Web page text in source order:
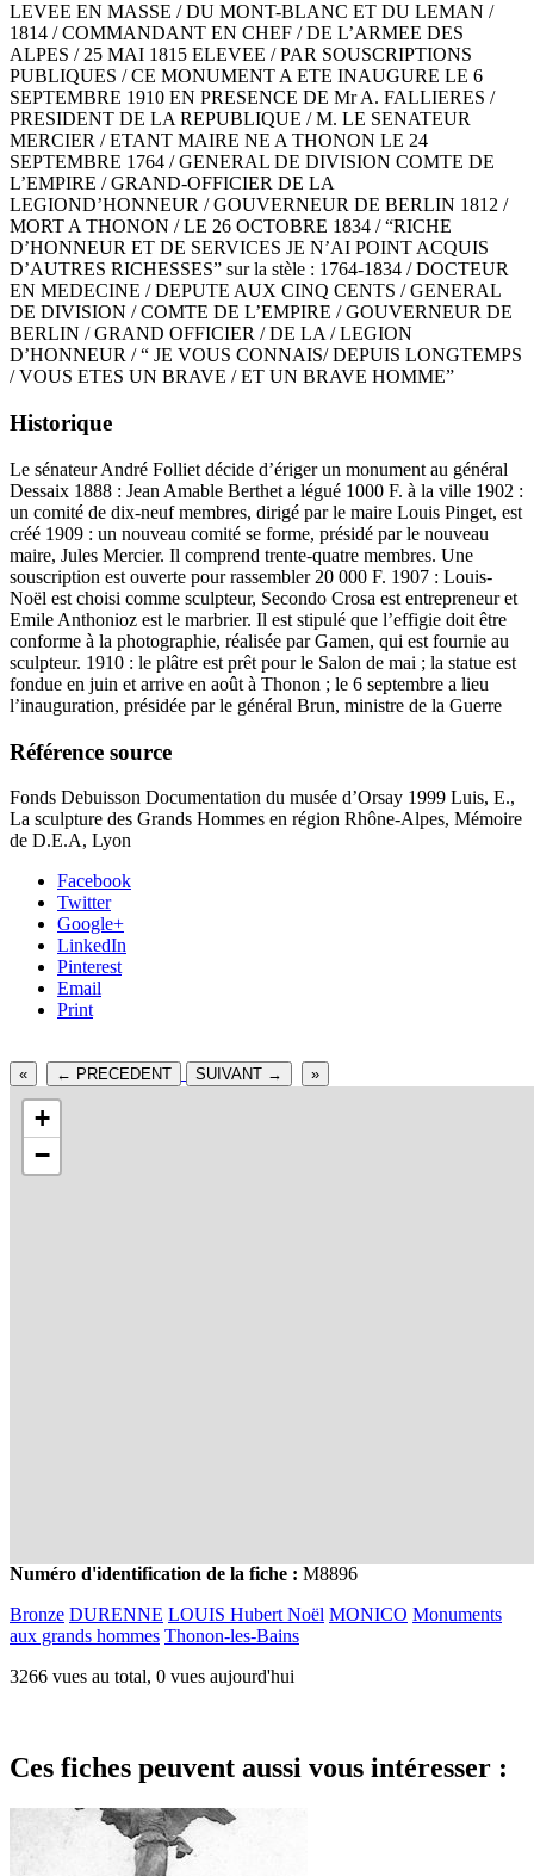
LEVEE EN MASSE / DU MONT-BLANC ET DU LEMAN /
1814 / COMMANDANT EN CHEF / DE L’ARMEE DES
ALPES / 25 MAI 1815 ELEVEE / PAR SOUSCRIPTIONS
PUBLIQUES / CE MONUMENT A ETE INAUGURE LE 6
SEPTEMBRE 1910 EN PRESENCE DE Mr A. FALLIERES /
PRESIDENT DE LA REPUBLIQUE / M. LE SENATEUR
MERCIER / ETANT MAIRE NE A THONON LE 24
SEPTEMBRE 1764 / GENERAL DE DIVISION COMTE DE
L’EMPIRE / GRAND-OFFICIER DE LA
LEGIOND’HONNEUR / GOUVERNEUR DE BERLIN 1812 /
MORT A THONON / LE 26 OCTOBRE 1834 / “RICHE
D’HONNEUR ET DE SERVICES JE N’AI POINT ACQUIS
D’AUTRES RICHESSES” sur la stèle : 1764-1834 / DOCTEUR
EN MEDECINE / DEPUTE AUX CINQ CENTS / GENERAL
DE DIVISION / COMTE DE L’EMPIRE / GOUVERNEUR DE
BERLIN / GRAND OFFICIER / DE LA / LEGION
D’HONNEUR / “ JE VOUS CONNAIS/ DEPUIS LONGTEMPS
/ VOUS ETES UN BRAVE / ET UN BRAVE HOMME”
Historique
Le sénateur André Folliet décide d’ériger un monument au général
Dessaix 1888 : Jean Amable Berthet a légué 1000 F. à la ville 1902 :
un comité de dix-neuf membres, dirigé par le maire Louis Pinget, est
créé 1909 : un nouveau comité se forme, présidé par le nouveau
maire, Jules Mercier. Il comprend trente-quatre membres. Une
souscription est ouverte pour rassembler 20 000 F. 1907 : Louis-
Noël est choisi comme sculpteur, Secondo Crosa est entrepreneur et
Emile Anthonioz est le marbrier. Il est stipulé que l’effigie doit être
conforme à la photographie, réalisée par Gamen, qui est fournie au
sculpteur. 1910 : le plâtre est prêt pour le Salon de mai ; la statue est
fondue en juin et arrive en août à Thonon ; le 6 septembre a lieu
l’inauguration, présidée par le général Brun, ministre de la Guerre
Référence source
Fonds Debuisson Documentation du musée d’Orsay 1999 Luis, E.,
La sculpture des Grands Hommes en région Rhône-Alpes, Mémoire
de D.E.A, Lyon
Facebook
Twitter
Google+
LinkedIn
Pinterest
Email
Print
« ← PRECEDENT SUIVANT → »
+
−
Numéro d'identification de la fiche : M8896
Bronze DURENNE LOUIS Hubert Noël MONICO Monuments
aux grands hommes Thonon-les-Bains
3266 vues au total, 0 vues aujourd'hui
Ces fiches peuvent aussi vous intéresser :